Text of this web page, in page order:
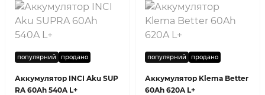
популярний продано
Аккумулятор INCI Aku SUP
RA 60Ah 540A L+
популярний продано
Аккумулятор Klema Better
60Ah 620A L+